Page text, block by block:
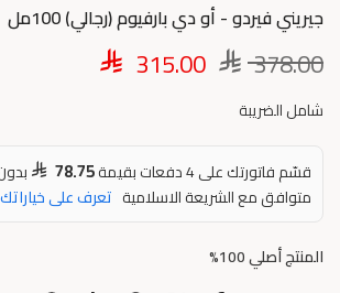
جيريني فيردو - أو دي بارفيوم (رجالي) 100مل
378.00
315.00
شامل الضريبة
قسّم فاتورتك على 4 دفعات بقيمة 78.75
متوافق مع الشريعة الاسلامية تعرف على خياراتك
المنتج أصلي 100%